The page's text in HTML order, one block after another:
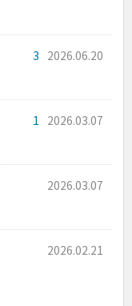
3 2026.06.20
1 2026.03.07
2026.03.07
2026.02.21